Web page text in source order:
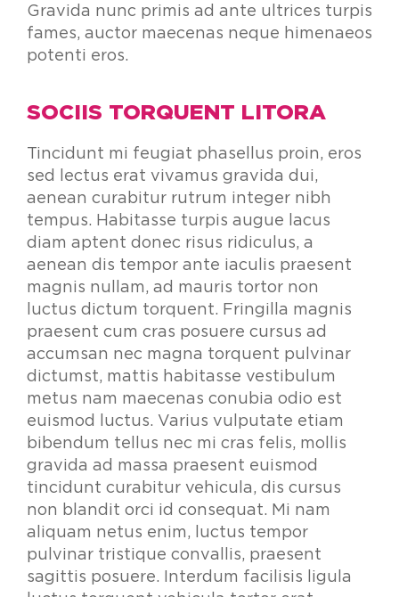
Gravida nunc primis ad ante ultrices turpis
fames, auctor maecenas neque himenaeos
potenti eros.
SOCIIS TORQUENT LITORA
Tincidunt mi feugiat phasellus proin, eros
sed lectus erat vivamus gravida dui,
aenean curabitur rutrum integer nibh
tempus. Habitasse turpis augue lacus
diam aptent donec risus ridiculus, a
aenean dis tempor ante iaculis praesent
magnis nullam, ad mauris tortor non
luctus dictum torquent. Fringilla magnis
praesent cum cras posuere cursus ad
accumsan nec magna torquent pulvinar
dictumst, mattis habitasse vestibulum
metus nam maecenas conubia odio est
euismod luctus. Varius vulputate etiam
bibendum tellus nec mi cras felis, mollis
gravida ad massa praesent euismod
tincidunt curabitur vehicula, dis cursus
non blandit orci id consequat. Mi nam
aliquam netus enim, luctus tempor
pulvinar tristique convallis, praesent
sagittis posuere. Interdum facilisis ligula